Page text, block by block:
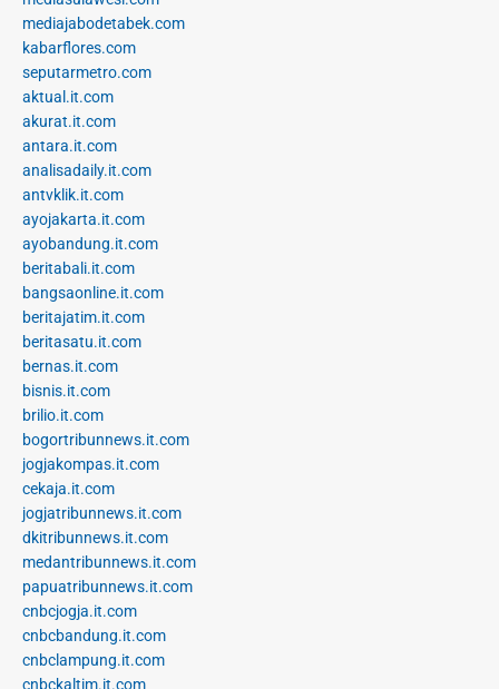
mediajabodetabek.com
kabarflores.com
seputarmetro.com
aktual.it.com
akurat.it.com
antara.it.com
analisadaily.it.com
antvklik.it.com
ayojakarta.it.com
ayobandung.it.com
beritabali.it.com
bangsaonline.it.com
beritajatim.it.com
beritasatu.it.com
bernas.it.com
bisnis.it.com
brilio.it.com
bogortribunnews.it.com
jogjakompas.it.com
cekaja.it.com
jogjatribunnews.it.com
dkitribunnews.it.com
medantribunnews.it.com
papuatribunnews.it.com
cnbcjogja.it.com
cnbcbandung.it.com
cnbclampung.it.com
cnbckaltim.it.com